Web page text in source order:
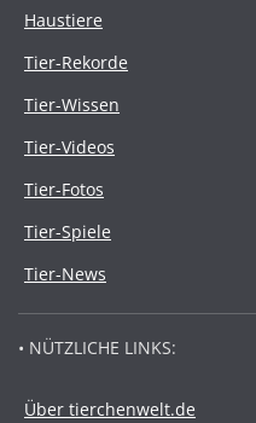
Haustiere
Tier-Rekorde
Tier-Wissen
Tier-Videos
Tier-Fotos
Tier-Spiele
Tier-News
• NÜTZLICHE LINKS:
Über tierchenwelt.de